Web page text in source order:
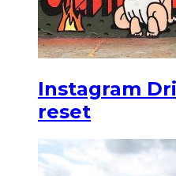
Instagram
reset